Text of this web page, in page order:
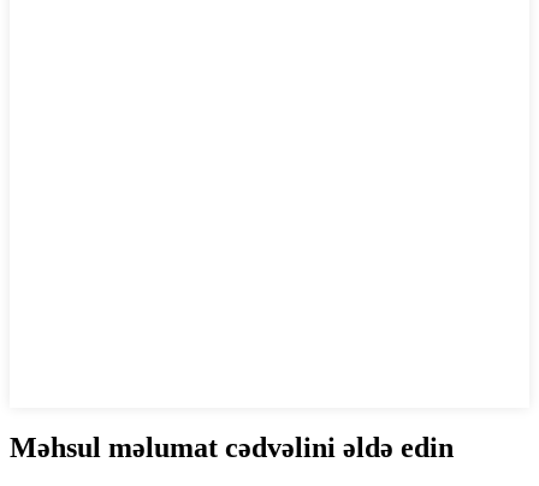
Məhsul məlumat cədvəlini əldə edin